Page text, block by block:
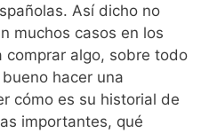
Así dicho no
muchos casos en los
comprar algo, sobre todo
hacer una
cómo es su historial de
importantes, qué